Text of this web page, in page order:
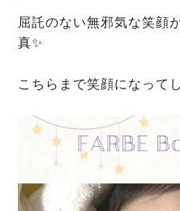
屈託のない無邪気な笑顔
真✨
こちらまで笑顔になって